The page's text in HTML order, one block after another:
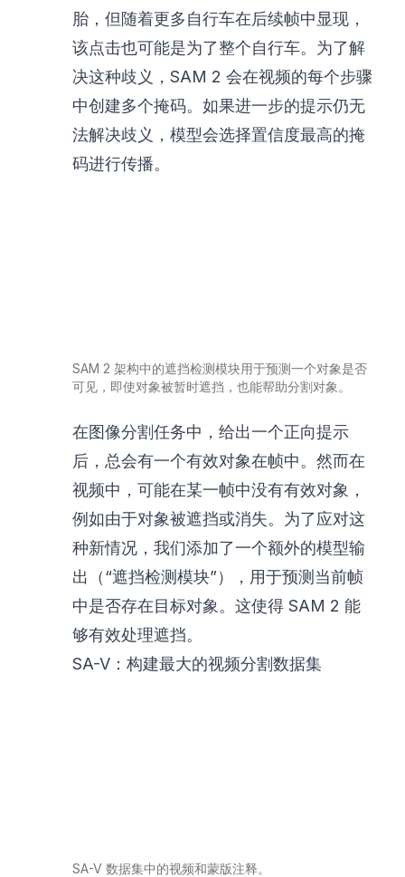
胎，但随着更多自行车在后续帧中显现，
该点击也可能是为了整个自行车。为了解
决这种歧义，SAM 2 会在视频的每个步骤
中创建多个掩码。如果进一步的提示仍无
法解决歧义，模型会选择置信度最高的掩
码进行传播。
SAM 2 架构中的遮挡检测模块用于预测一个对象是否
可见，即使对象被暂时遮挡，也能帮助分割对象。
在图像分割任务中，给出一个正向提示
后，总会有一个有效对象在帧中。然而在
视频中，可能在某一帧中没有有效对象，
例如由于对象被遮挡或消失。为了应对这
种新情况，我们添加了一个额外的模型输
出（“遮挡检测模块”），用于预测当前帧
中是否存在目标对象。这使得 SAM 2 能
够有效处理遮挡。
SA-V：构建最大的视频分割数据集
SA-V 数据集中的视频和蒙版注释。